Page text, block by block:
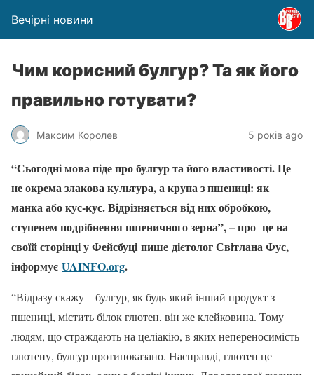
Вечірні новини
Чим корисний булгур? Та як його
правильно готувати?
Максим Королев 5 років ago
“Сьогодні мова піде про булгур та його властивості. Це
не окрема злакова культура, а крупа з пшениці: як
манка або кус-кус. Відрізняється від них обробкою,
ступенем подрібнення пшеничного зерна”, – про це на
своїй сторінці у Фейсбуці пише дієтолог Світлана Фус,
інформує UAINFO.org.
“Відразу скажу – булгур, як будь-який інший продукт з
пшениці, містить білок глютен, він же клейковина. Тому
людям, що страждають на целіакію, в яких непереносимість
глютену, булгур протипоказано. Насправді, глютен це